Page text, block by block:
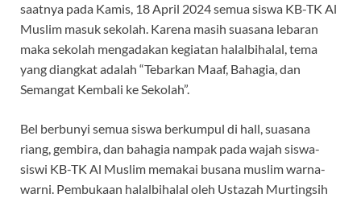
saatnya pada Kamis, 18 April 2024 semua siswa KB-TK Al
Muslim masuk sekolah. Karena masih suasana lebaran
maka sekolah mengadakan kegiatan halalbihalal, tema
yang diangkat adalah “Tebarkan Maaf, Bahagia, dan
Semangat Kembali ke Sekolah”.
Bel berbunyi semua siswa berkumpul di hall, suasana
riang, gembira, dan bahagia nampak pada wajah siswa-
siswi KB-TK Al Muslim memakai busana muslim warna-
warni. Pembukaan halalbihalal oleh Ustazah Murtingsih